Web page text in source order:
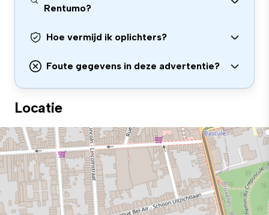
Rentumo?
Hoe vermijd ik oplichters?
Foute gegevens in deze advertentie?
Locatie